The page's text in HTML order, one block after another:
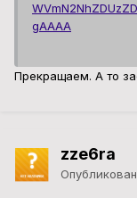
gAAAA
Прекращаем. А то
zze6ra